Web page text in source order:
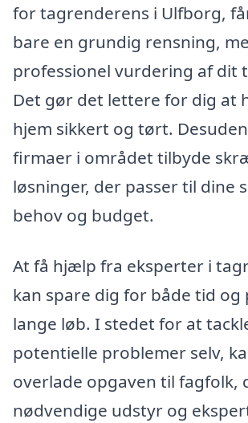
for tagrenderens i Ulfborg,
bare en grundig rensning,
professionel vurdering af dit
Det gør det lettere for dig at
hjem sikkert og tørt.
firmaer i området tilbyde
løsninger, der passer til dine
behov og budget.
At få hjælp fra eksperter i
kan spare dig for både tid og
lange løb. I stedet for at
potentielle problemer selv,
overlade opgaven til fagfolk,
nødvendige udstyr og